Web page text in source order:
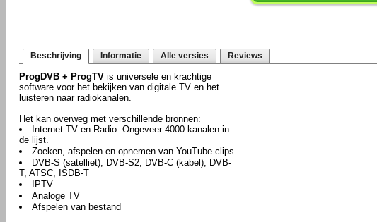
Beschrijving Informatie Alle versies Reviews
ProgDVB + ProgTV is universele en krachtige
software voor het bekijken van digitale TV en het
luisteren naar radiokanalen.
Het kan overweg met verschillende bronnen:
Internet TV en Radio. Ongeveer 4000 kanalen in
de lijst.
Zoeken, afspelen en opnemen van YouTube clips.
DVB-S (satelliet), DVB-S2, DVB-C (kabel), DVB-
T, ATSC, ISDB-T
IPTV
Analoge TV
Afspelen van bestand